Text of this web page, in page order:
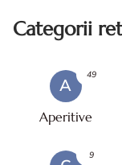
Categorii
A
Aperitive
49
9